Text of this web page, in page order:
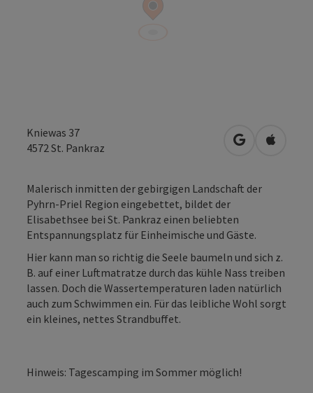
Kniewas 37
4572 St. Pankraz in Google
in
Malerisch inmitten der gebirgigen Landschaft der
Pyhrn-Priel Region eingebettet, bildet der
Elisabethsee bei St. Pankraz einen beliebten
Entspannungsplatz für Einheimische und Gäste.
Hier kann man so richtig die Seele baumeln und sich z.
B. auf einer Luftmatratze durch das kühle Nass treiben
lassen. Doch die Wassertemperaturen laden natürlich
auch zum Schwimmen ein. Für das leibliche Wohl sorgt
ein kleines, nettes Strandbuffet.
Hinweis: Tagescamping im Sommer möglich!